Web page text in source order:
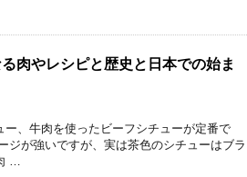
肉やレシピと歴史と日本での始ま
、牛肉を使ったビーフシチューが定番で
ジが強いですが、実は茶色のシチューはブラ
…